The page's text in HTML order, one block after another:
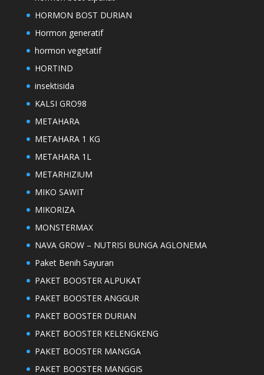
HORMON BOST DURIAN
Hormon generatif
hormon vegetatif
HORTIND
insektisida
KALSI GRO98
METAHARA
METAHARA 1 KG
METAHARA 1L
METARHIZIUM
MIKO SAWIT
MIKORIZA
MONSTERMAX
NAVA GROW – NUTRISI BUNGA AGLONEMA
Paket Benih Sayuran
PAKET BOOSTER ALPUKAT
PAKET BOOSTER ANGGUR
PAKET BOOSTER DURIAN
PAKET BOOSTER KELENGKENG
PAKET BOOSTER MANGGA
PAKET BOOSTER MANGGIS